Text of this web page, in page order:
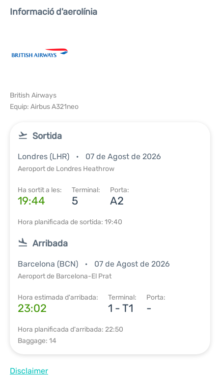
Informació d'aerolínia
British Airways
Equip: Airbus A321neo
Sortida
Londres (LHR) 07 de Agost de 2026
Aeroport de Londres Heathrow
Ha sortit a les:
19:44
Terminal:
5
Porta:
A2
Hora planificada de sortida: 19:40
Arribada
Barcelona (BCN) 07 de Agost de 2026
Aeroport de Barcelona-El Prat
Hora estimada d'arribada:
23:02
Terminal:
1 - T1
Porta:
-
Hora planificada d'arribada: 22:50
Baggage: 14
Disclaimer